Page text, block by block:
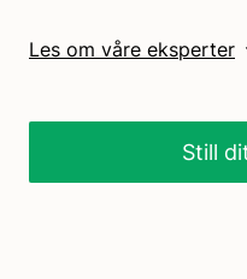
Les om våre eksperter
Still